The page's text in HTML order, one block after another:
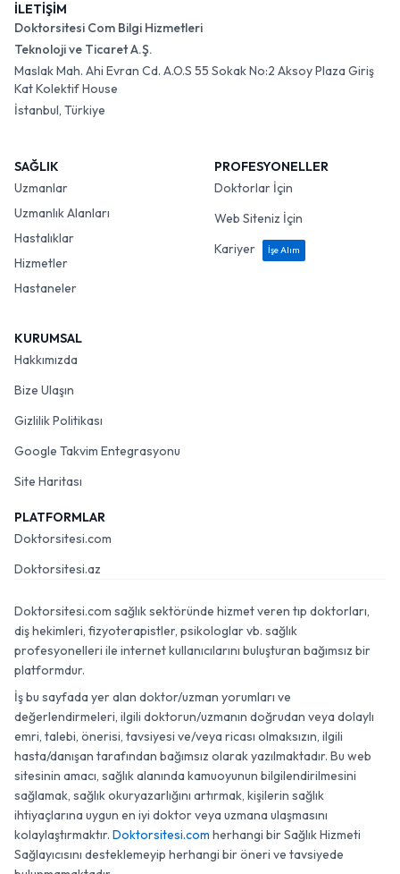
İLETİŞİM
Doktorsitesi Com Bilgi Hizmetleri
Teknoloji ve Ticaret A.Ş.
Maslak Mah. Ahi Evran Cd. A.O.S 55 Sokak No:2 Aksoy Plaza Giriş
Kat Kolektif House
İstanbul, Türkiye
SAĞLIK
Uzmanlar
Uzmanlık Alanları
Hastalıklar
Hizmetler
Hastaneler
PROFESYONELLER
Doktorlar İçin
Web Siteniz İçin
Kariyer
İşe Alım
KURUMSAL
Hakkımızda
Bize Ulaşın
Gizlilik Politikası
Google Takvim Entegrasyonu
Site Haritası
PLATFORMLAR
Doktorsitesi.com
Doktorsitesi.az
Doktorsitesi.com sağlık sektöründe hizmet veren tıp doktorları,
diş hekimleri, fizyoterapistler, psikologlar vb. sağlık
profesyonelleri ile internet kullanıcılarını buluşturan bağımsız bir
platformdur.
İş bu sayfada yer alan doktor/uzman yorumları ve
değerlendirmeleri, ilgili doktorun/uzmanın doğrudan veya dolaylı
emri, talebi, önerisi, tavsiyesi ve/veya ricası olmaksızın, ilgili
hasta/danışan tarafından bağımsız olarak yazılmaktadır. Bu web
sitesinin amacı, sağlık alanında kamuoyunun bilgilendirilmesini
sağlamak, sağlık okuryazarlığını artırmak, kişilerin sağlık
ihtiyaçlarına uygun en iyi doktor veya uzmana ulaşmasını
kolaylaştırmaktır. Doktorsitesi.com herhangi bir Sağlık Hizmeti
Sağlayıcısını desteklemeyip herhangi bir öneri ve tavsiyede